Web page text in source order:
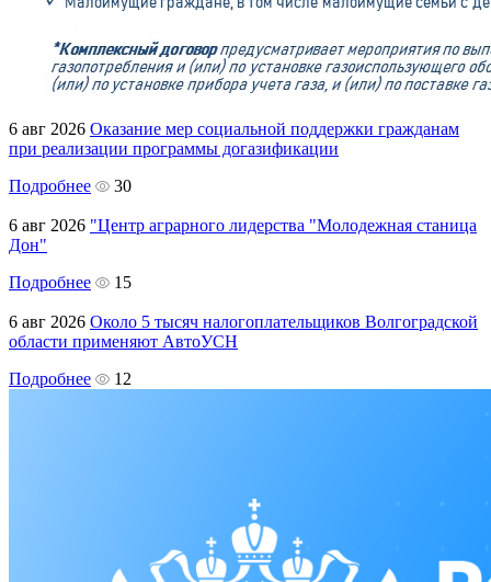
6 авг 2026 Оказание мер социальной поддержки гражданам
при реализации программы догазификации
Подробнее
30
6 авг 2026 "Центр аграрного лидерства "Молодежная станица
Дон"
Подробнее
15
6 авг 2026 Около 5 тысяч налогоплательщиков Волгоградской
области применяют АвтоУСН
Подробнее
12